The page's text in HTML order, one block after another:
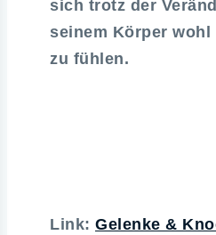
sich trotz der
seinem Körper
zu fühlen.
Link: Gelenke &